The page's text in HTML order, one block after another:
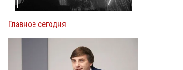
Главное сегодня